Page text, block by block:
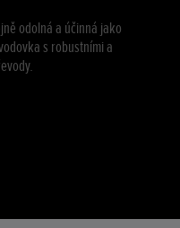
odolná a účinná jako
s robustními a